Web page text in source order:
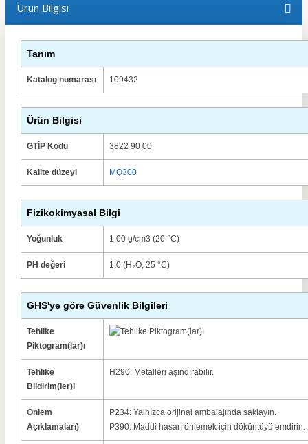
Ürün Bilgisi
Tanım
Katalog numarası 109432
Ürün Bilgisi
GTİP Kodu 3822 90 00
Kalite düzeyi MQ300
Fizikokimyasal Bilgi
Yoğunluk 1,00 g/cm3 (20 °C)
PH değeri 1,0 (H₂O, 25 °C)
GHS'ye göre Güvenlik Bilgileri
Tehlike
Piktogram(lar)ı
Tehlike
Bildirim(ler)i
H290: Metalleri aşındırabilir.
Önlem
Açıklamaları)
P234: Yalnızca orijinal ambalajında ​​saklayın.
P390: Maddi hasarı önlemek için döküntüyü emdirin.